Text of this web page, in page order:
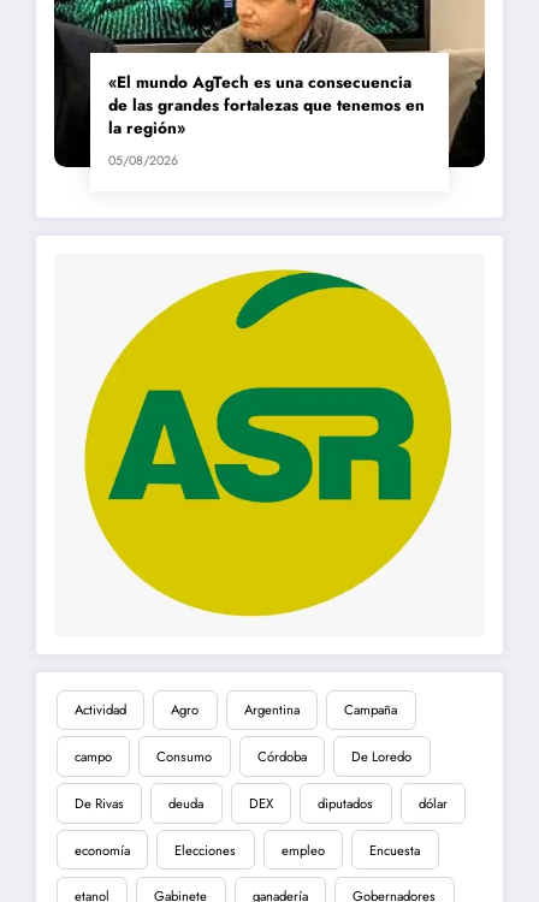
«El mundo AgTech es una consecuencia
de las grandes fortalezas que tenemos en
la región»
05/08/2026
Actividad Agro Argentina Campaña
campo Consumo Córdoba De Loredo
De Rivas deuda DEX diputados dólar
economía Elecciones empleo Encuesta
etanol Gabinete ganadería Gobernadores